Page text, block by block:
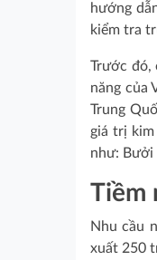
hướng
kiểm tra
Trước đó,
năng của
Trung
giá trị kim
như: Bưởi
Tiềm
Nhu cầu
xuất 250